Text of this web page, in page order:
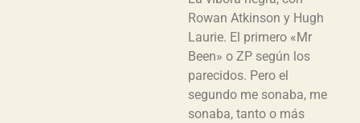
Rowan Atkinson y Hugh
Laurie. El primero «Mr
Been» o ZP según los
parecidos. Pero el
segundo me sonaba, me
sonaba, tanto o más